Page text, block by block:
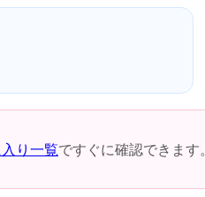
り一覧ですぐに確認できます。